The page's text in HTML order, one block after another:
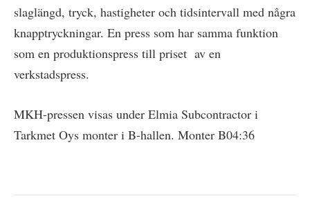
slaglängd, tryck, hastigheter och tidsintervall med några
knapptryckningar. En press som har samma funktion
som en produktionspress till priset av en
verkstadspress.
MKH-pressen visas under Elmia Subcontractor i
Tarkmet Oys monter i B-hallen. Monter B04:36